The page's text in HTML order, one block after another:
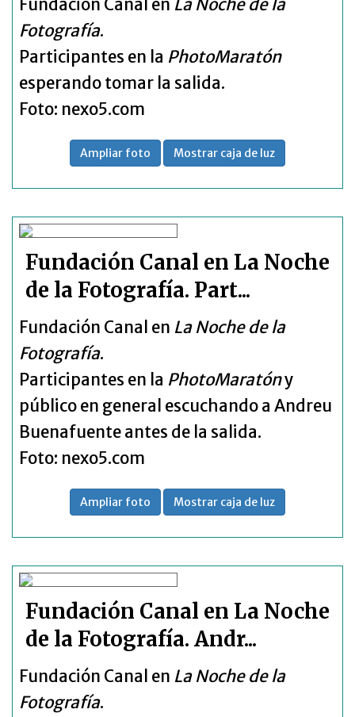
Fundación Canal en La Noche de la
Fotografía.
Participantes en la PhotoMaratón
esperando tomar la salida.
Foto: nexo5.com
Ampliar foto Mostrar caja de luz
Fundación Canal en La Noche
de la Fotografía. Part...
Fundación Canal en La Noche de la
Fotografía.
Participantes en la PhotoMaratóny
público en general escuchando a Andreu
Buenafuente antes de la salida.
Foto: nexo5.com
Ampliar foto Mostrar caja de luz
Fundación Canal en La Noche
de la Fotografía. Andr...
Fundación Canal en La Noche de la
Fotografía.